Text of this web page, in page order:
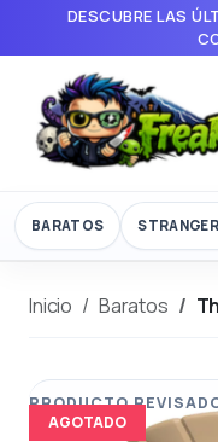
DESCUBRE LAS
BARATOS
Inicio Baratos
AGOTADO